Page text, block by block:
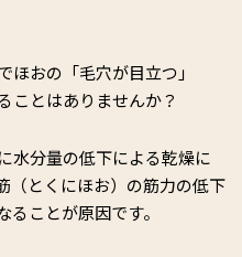
おの「毛穴が目立つ」
ことはありませんか？
水分量の低下による乾燥に
（とくにほお）の筋力の低下
ことが原因です。